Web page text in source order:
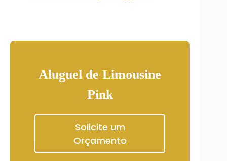
Aluguel de Limousine
Pink
Solicite um
Orçamento